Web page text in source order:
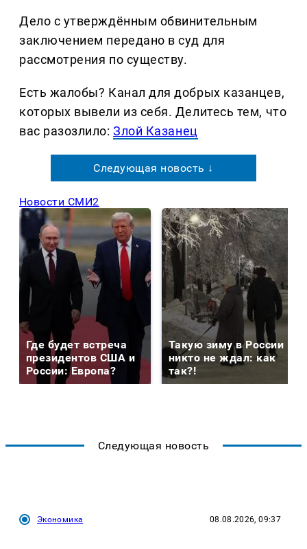
Дело с утверждённым обвинительным
заключением передано в суд для
рассмотрения по существу.
Есть жалобы? Канал для добрых казанцев,
которых вывели из себя. Делитеcь тем, что
вас разозлило:Злой Казанец
Следующая новость ↓
Новости СМИ2
Где будет встреча
президентов США и
России: Европа?
Такую зиму в России
никто не ждал: как
так?!
Следующая новость
Экономика 08.08.2026, 09:37